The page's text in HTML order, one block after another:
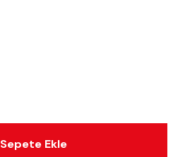
Sepete Ekle